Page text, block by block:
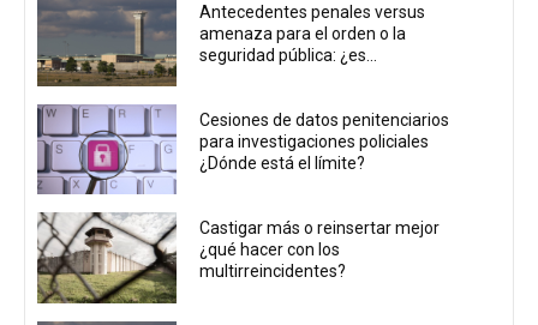
Antecedentes penales versus
amenaza para el orden o la
seguridad pública: ¿es...
Cesiones de datos penitenciarios
para investigaciones policiales
¿Dónde está el límite?
Castigar más o reinsertar mejor
¿qué hacer con los
multirreincidentes?